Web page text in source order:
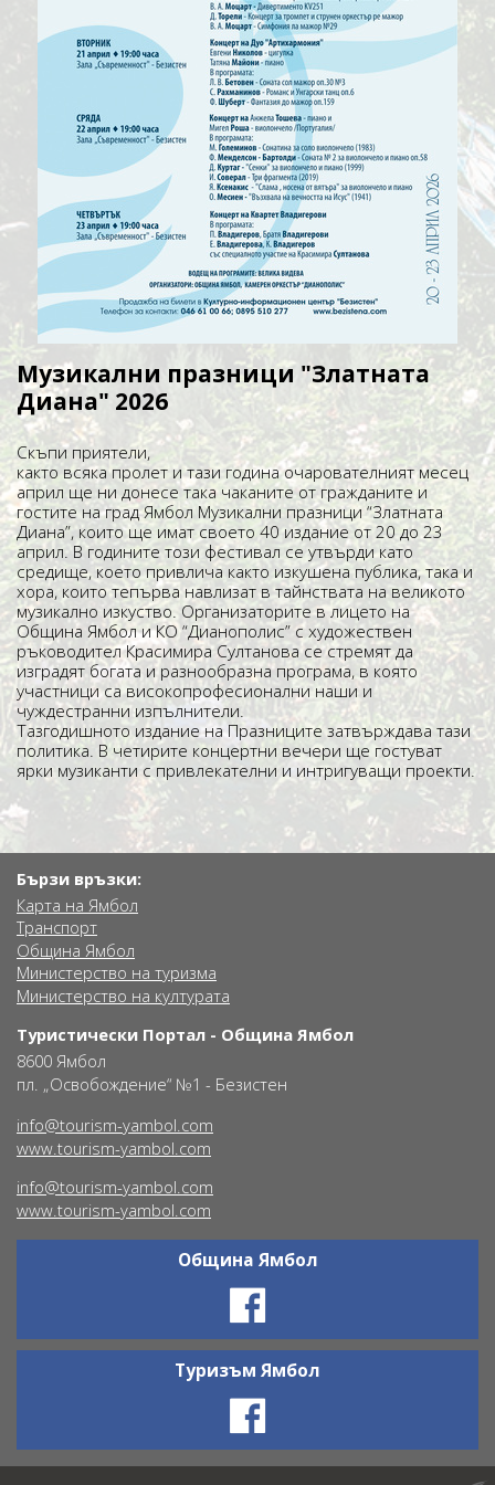
Музикални празници "Златната
Диана" 2026
Скъпи приятели,
както всяка пролет и тази година очарователният месец
април ще ни донесе така чаканите от гражданите и
гостите на град Ямбол Музикални празници “Златната
Диана”, които ще имат своето 40 издание от 20 до 23
април. В годините този фестивал се утвърди като
средище, което привлича както изкушена публика, така и
хора, които тепърва навлизат в тайнствата на великото
музикално изкуство. Организаторите в лицето на
Община Ямбол и КО “Дианополис” с художествен
ръководител Красимира Султанова се стремят да
изградят богата и разнообразна програма, в която
участници са високопрофесионални наши и
чуждестранни изпълнители.
Тазгодишното издание на Празниците затвърждава тази
политика. В четирите концертни вечери ще гостуват
ярки музиканти с привлекателни и интригуващи проекти.
Бързи връзки:
Карта на Ямбол
Транспорт
Община Ямбол
Министерство на туризма
Министерство на културата
Туристически Портал - Община Ямбол
8600 Ямбол
пл. „Освобождение“ №1 - Безистен
info@tourism-yambol.com
www.tourism-yambol.com
info@tourism-yambol.com
www.tourism-yambol.com
Община Ямбол
Ŝ
Туризъм Ямбол
Ŝ